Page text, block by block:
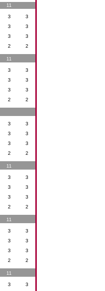
11
3 3
3 3
3 3
2 2
11
3 3
3 3
3 3
2 2
3 3
3 3
3 3
2 2
11
3 3
3 3
3 3
2 2
11
3 3
3 3
3 3
2 2
11
3 3